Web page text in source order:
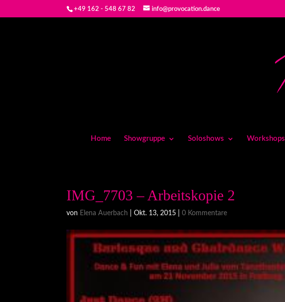
+49 162 - 548 67 82 info@provocation.dance
Home Showgruppe Soloshows Workshops
IMG_7703 – Arbeitskopie 2
von Elena Auerbach |Okt. 13, 2015 |0 Kommentare